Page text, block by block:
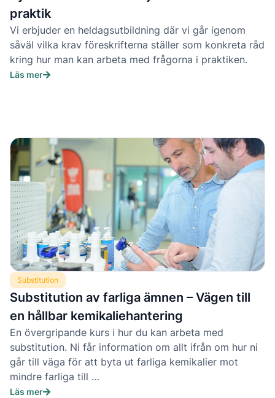
praktik
Vi erbjuder en heldagsutbildning där vi går igenom
såväl vilka krav föreskrifterna ställer som konkreta råd
kring hur man kan arbeta med frågorna i praktiken.
Läs mer
Substitution
Substitution av farliga ämnen – Vägen till
en hållbar kemikaliehantering
En övergripande kurs i hur du kan arbeta med
substitution. Ni får information om allt ifrån om hur ni
går till väga för att byta ut farliga kemikalier mot
mindre farliga till …
Läs mer